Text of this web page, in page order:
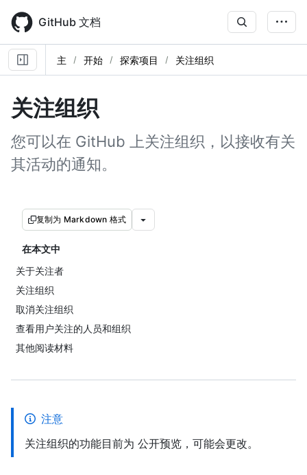
main
content
GitHub 文档
主 开始 探索项目 关注组织
关注组织
您可以在 GitHub 上关注组织，以接收有关
其活动的通知。
复制为 Markdown 格式
在本文中
关于关注者
关注组织
取消关注组织
查看用户关注的人员和组织
其他阅读材料
注意
关注组织的功能目前为 公开预览，可能会更改。